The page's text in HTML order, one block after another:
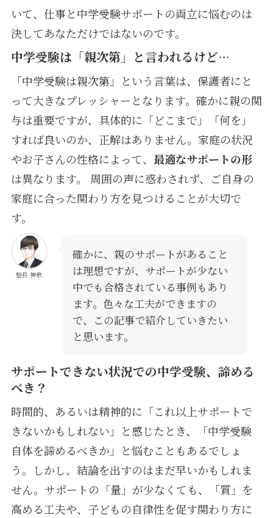
いて、仕事と中学受験サポートの両立に悩むのは
決してあなただけではないのです。
中学受験は「親次第」と言われるけど…
「中学受験は親次第」という言葉は、保護者にと
って大きなプレッシャーとなります。確かに親の関
与は重要ですが、具体的に「どこまで」「何を」
すれば良いのか、正解はありません。家庭の状況
やお子さんの性格によって、 最適なサポートの形
は異なります。 周囲の声に惑わされず、ご自身の
家庭に合った関わり方を見つけることが大切で
す。
塾長 神泉
確かに、親のサポートがあること
は理想ですが、サポートが少ない
中でも合格されている事例もあり
ます。色々な工夫ができますの
で、この記事で紹介していきたい
と思います。
サポートできない状況での中学受験、諦める
べき？
時間的、あるいは精神的に「これ以上サポートで
きないかもしれない」と感じたとき、「中学受験
自体を諦めるべきか」と悩むこともあるでしょ
う。しかし、結論を出すのはまだ早いかもしれま
せん。サポートの「量」が少なくても、「質」を
高める工夫や、子どもの自律性を促す関わり方に